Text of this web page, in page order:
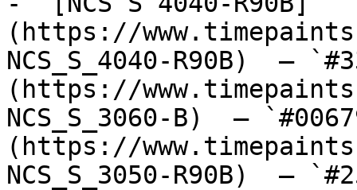
(https://
NCS_S_4040-R90B)  —
(https://
NCS_S_3060-B)  —
(https://
NCS_S_3050-R90B)  —